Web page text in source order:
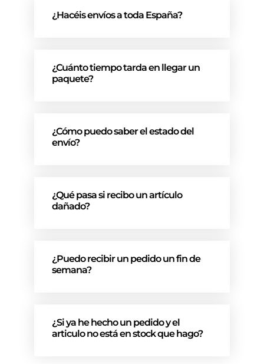
¿Hacéis envíos a toda España?
¿Cuánto tiempo tarda en llegar un
paquete?
¿Cómo puedo saber el estado del
envío?
¿Qué pasa si recibo un artículo
dañado?
¿Puedo recibir un pedido un fin de
semana?
¿Si ya he hecho un pedido y el
articulo no está en stock que hago?